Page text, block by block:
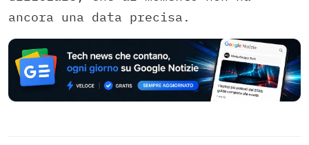
ancora una data precisa.